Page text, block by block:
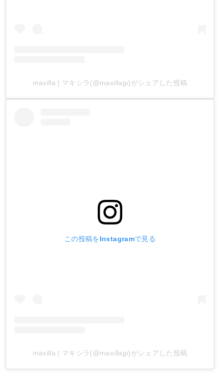
maxilla | マキシラ(@maxillajp)がシェアした投稿
この投稿をInstagramで見る
maxilla | マキシラ(@maxillajp)がシェアした投稿